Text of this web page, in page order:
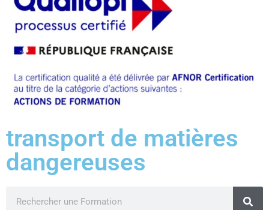
transport de matières
dangereuses